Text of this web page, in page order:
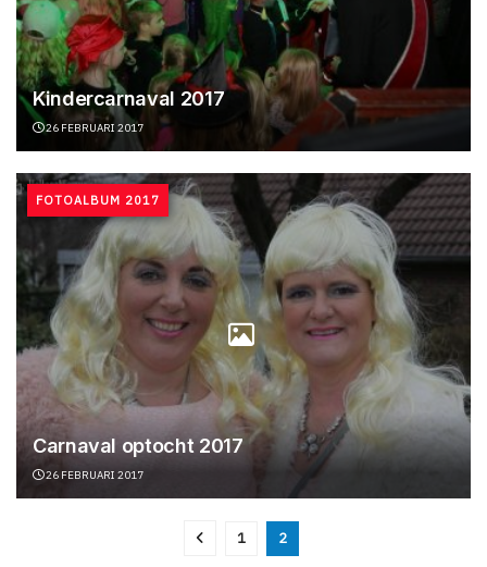
Kindercarnaval 2017
26 FEBRUARI 2017
FOTOALBUM 2017
Carnaval optocht 2017
26 FEBRUARI 2017
1 2